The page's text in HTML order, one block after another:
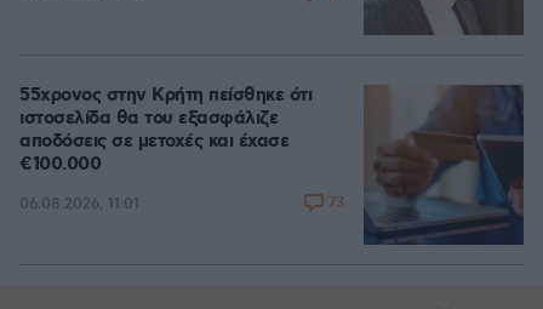
55χρονος στην Κρήτη πείσθηκε ότι
ιστοσελίδα θα του εξασφάλιζε
αποδόσεις σε μετοχές και έχασε
€100.000
06.08.2026, 11:01 73